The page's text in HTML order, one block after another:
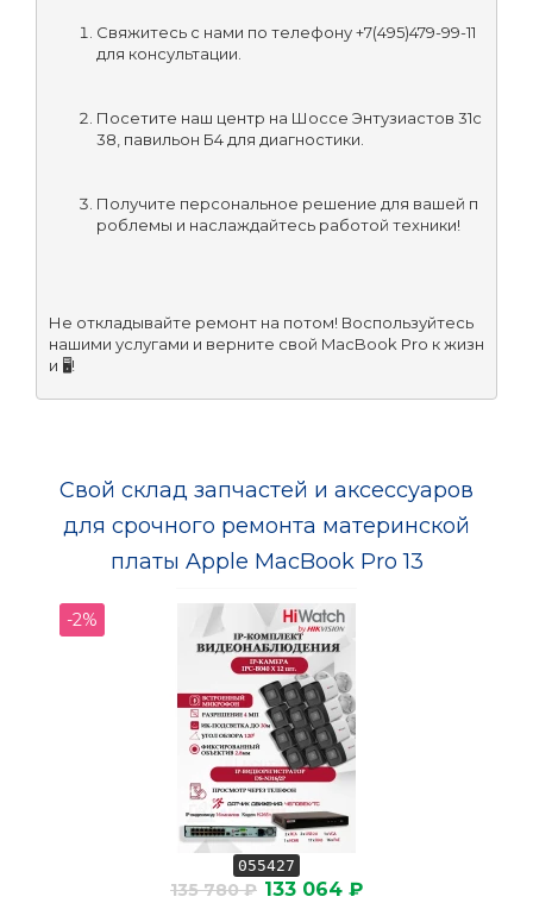
Свяжитесь с нами по телефону +7(495)479-99-11
для консультации.
Посетите наш центр на Шоссе Энтузиастов 31с
38, павильон Б4 для диагностики.
Получите персональное решение для вашей п
роблемы и наслаждайтесь работой техники!
Не откладывайте ремонт на потом! Воспользуйтесь
нашими услугами и верните свой MacBook Pro к жизн
и 🖥️!
Свой склад запчастей и аксессуаров
для срочного ремонта материнской
платы Apple MacBook Pro 13
-2%
055427
135 780 ₽ 133 064 ₽